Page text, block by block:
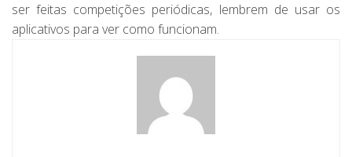
ser feitas competições periódicas, lembrem de usar os
aplicativos para ver como funcionam.